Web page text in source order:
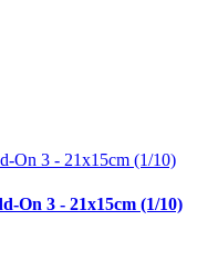
On 3 - 21x15cm (1/10)